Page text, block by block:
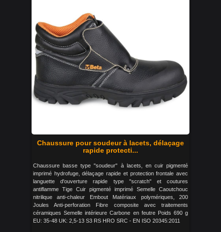
Chaussure pour soudeur à lacets, délaçage
rapide protecti...
Chaussure basse type "soudeur" à lacets, en cuir pigmenté
imprimé hydrofuge, délaçage rapide et protection frontale avec
languette d'ouverture rapide type "scratch" et coutures
antiflamme Tige Cuir pigmenté imprimé Semelle Caoutchouc
nitrilique anti-chaleur Embout Matériaux polymériques, 200
Joules Anti-perforation Fibre composite avec traitements
céramiques Semelle intérieure Carbone en feutre Poids 690 g
EU: 35-48 UK: 2,5-13 S3 RS HRO SRC - EN ISO 20345:2011